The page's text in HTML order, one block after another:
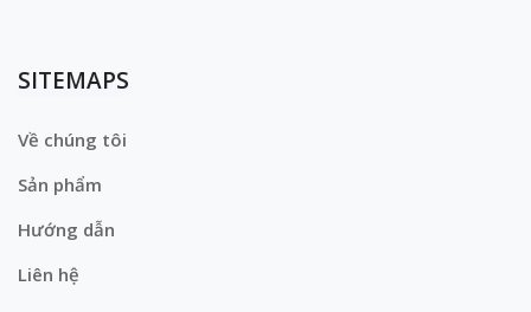
SITEMAPS
Về chúng tôi
Sản phẩm
Hướng dẫn
Liên hệ